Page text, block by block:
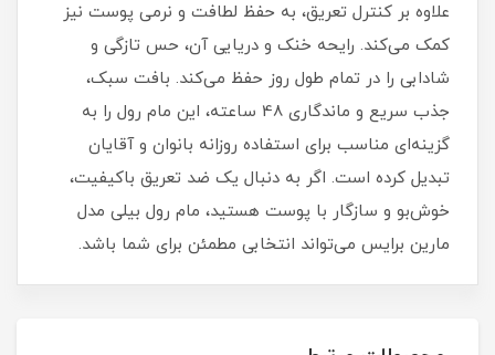
علاوه بر کنترل تعریق، به حفظ لطافت و نرمی پوست نیز
کمک می‌کند. رایحه خنک و دریایی آن، حس تازگی و
شادابی را در تمام طول روز حفظ می‌کند. بافت سبک،
جذب سریع و ماندگاری 48 ساعته، این مام رول را به
گزینه‌ای مناسب برای استفاده روزانه بانوان و آقایان
تبدیل کرده است. اگر به دنبال یک ضد تعریق باکیفیت،
خوش‌بو و سازگار با پوست هستید، مام رول بیلی مدل
مارین برایس می‌تواند انتخابی مطمئن برای شما باشد.